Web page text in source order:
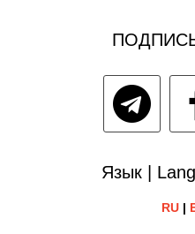
Язык |
RU|